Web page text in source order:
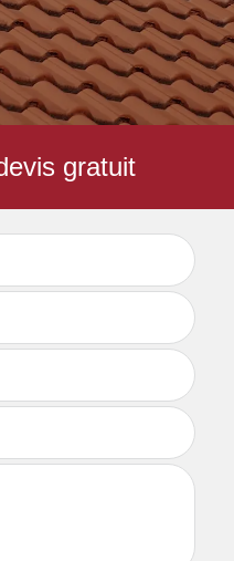
gratuit